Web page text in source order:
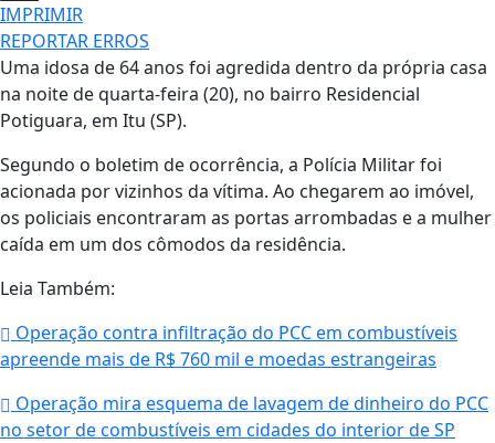
IMPRIMIR
REPORTAR ERROS
Uma idosa de 64 anos foi agredida dentro da própria casa
na noite de quarta-feira (20), no bairro Residencial
Potiguara, em Itu (SP).
Segundo o boletim de ocorrência, a Polícia Militar foi
acionada por vizinhos da vítima. Ao chegarem ao imóvel,
os policiais encontraram as portas arrombadas e a mulher
caída em um dos cômodos da residência.
Leia Também:
Operação contra infiltração do PCC em combustíveis
apreende mais de R$ 760 mil e moedas estrangeiras
Operação mira esquema de lavagem de dinheiro do PCC
no setor de combustíveis em cidades do interior de SP